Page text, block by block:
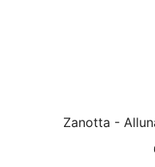
Zanotta -